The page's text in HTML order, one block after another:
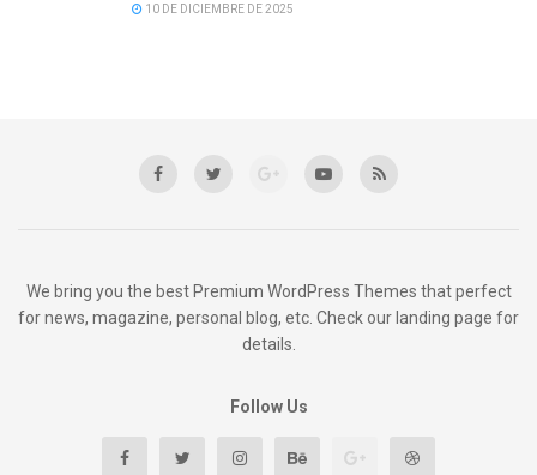
10 DE DICIEMBRE DE 2025
We bring you the best Premium WordPress Themes that perfect
for news, magazine, personal blog, etc. Check our landing page for
details.
Follow Us